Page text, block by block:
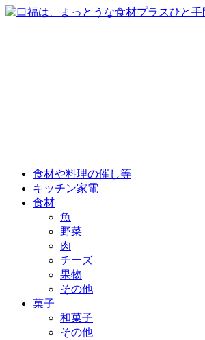
食材や料理の催し等
キッチン家電
食材
魚
野菜
肉
チーズ
果物
その他
菓子
和菓子
その他